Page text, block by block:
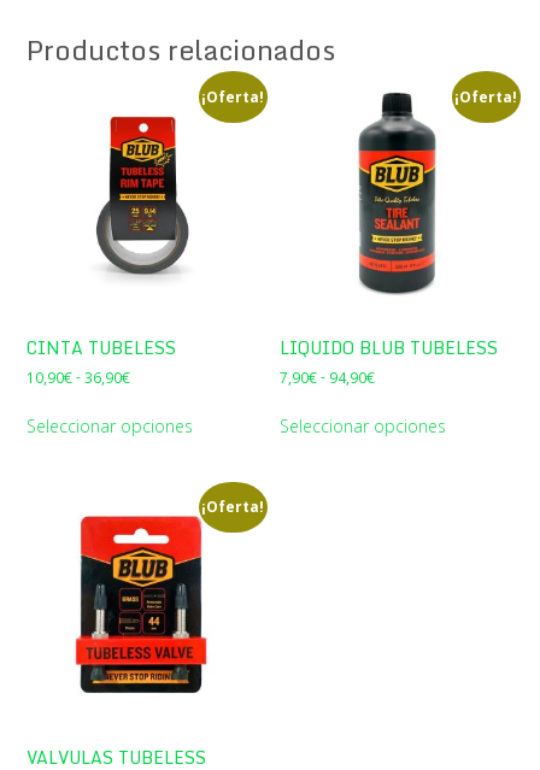
Productos relacionados
¡Oferta!
CINTA TUBELESS
10,90€ - 36,90€Rango
precios:
desde
Seleccionar opciones
¡Oferta!
LIQUIDO BLUB TUBELESS
7,90€- 94,90€Rango
precios:
desde
Seleccionar opciones
¡Oferta!
VALVULAS TUBELESS